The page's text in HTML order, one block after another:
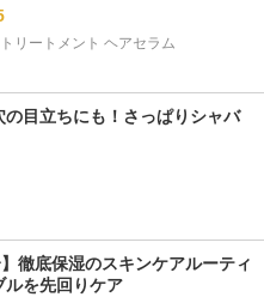
リートメント ヘアセラム
の目立ちにも！さっぱりシャバ
徹底保湿のスキンケアルーティ
ルを先回りケア